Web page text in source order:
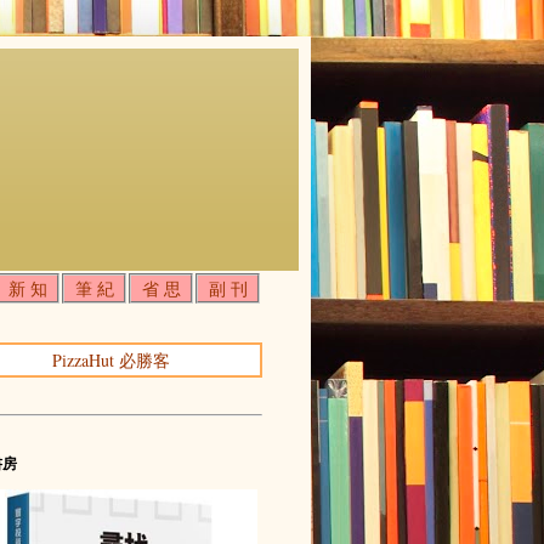
新 知 筆 紀 省 思 副 刊
PizzaHut 必勝客